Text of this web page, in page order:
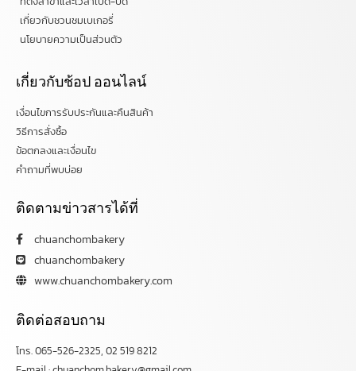
เกี่ยวกับชวนชมเบเกอรี่
นโยบายความเป็นส่วนตัว
เกี่ยวกับช้อป ออนไลน์
เงื่อนไขการรับประกันและคืนสินค้า
วิธีการสั่งซื้อ
ข้อตกลงและเงื่อนไข
คำถามที่พบบ่อย
ติดตามข่าวสารได้ที่
chuanchombakery
chuanchombakery
www.chuanchombakery.com
ติดต่อสอบถาม
โทร. 065-526-2325, 02 519 8212